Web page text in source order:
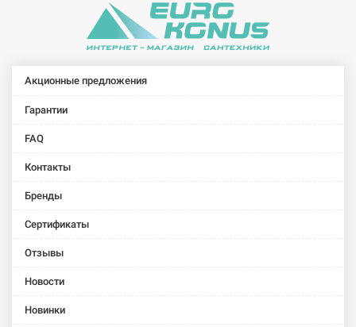
Акционные предложения
Гарантии
FAQ
Контакты
Бренды
Сертификаты
Отзывы
Новости
Новинки